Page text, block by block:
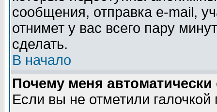
сообщения, отправка e-mail,
отнимет у вас всего пару
сделать.
В начало
Почему меня автоматически
Если вы не отметили галочкой